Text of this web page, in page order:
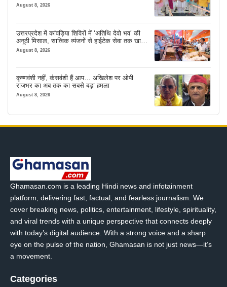
August 8, 2026
उत्तरप्रदेश में कांवड़िया शिविरों में ‘अतिथि देवो भव’ की
अनूठी मिसाल, सात्विक व्यंजनों से हाईटेक सेवा तक खास
इंतजाम
August 8, 2026
कृष्णवंशी नहीं, कंसवंशी हैं आप… अखिलेश पर ओपी
राजभर का अब तक का सबसे बड़ा हमला
August 8, 2026
Ghamasan.com is a leading Hindi news and infotainment
platform, delivering fast, factual, and fearless journalism. We
cover breaking news, politics, entertainment, lifestyle, spirituality,
and viral trends with a unique perspective that connects deeply
with today’s digital audience. With a strong voice and a sharp
eye on the pulse of the nation, Ghamasan is not just news—it’s
a movement.
Categories